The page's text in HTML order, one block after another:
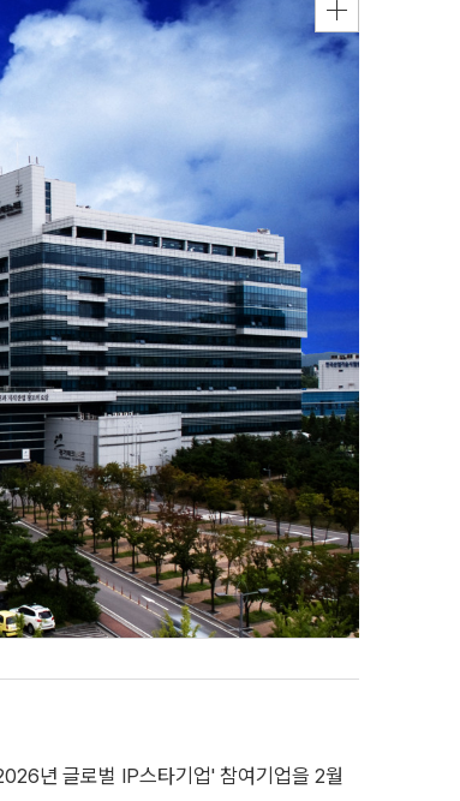
년 글로벌 IP스타기업' 참여기업을 2월